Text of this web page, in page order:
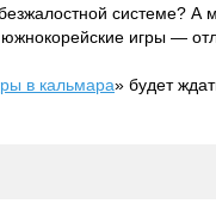
системе? А
игры —
в кальмара» будет